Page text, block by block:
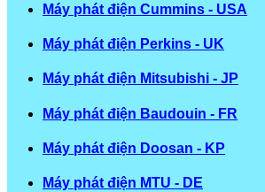
Máy phát điện Cummins - USA
Máy phát điện Perkins - UK
Máy phát điện Mitsubishi - JP
Máy phát điện Baudouin - FR
Máy phát điện Doosan - KP
Máy phát điện MTU - DE